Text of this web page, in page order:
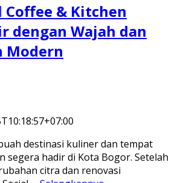
Coffee & Kitchen
dengan Wajah dan
Modern
destinasi kuliner dan tempat
segera hadir di Kota Bogor. Setelah
citra dan renovasi